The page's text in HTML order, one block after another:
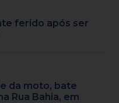
ferido após ser
da moto, bate
Rua Bahia, em